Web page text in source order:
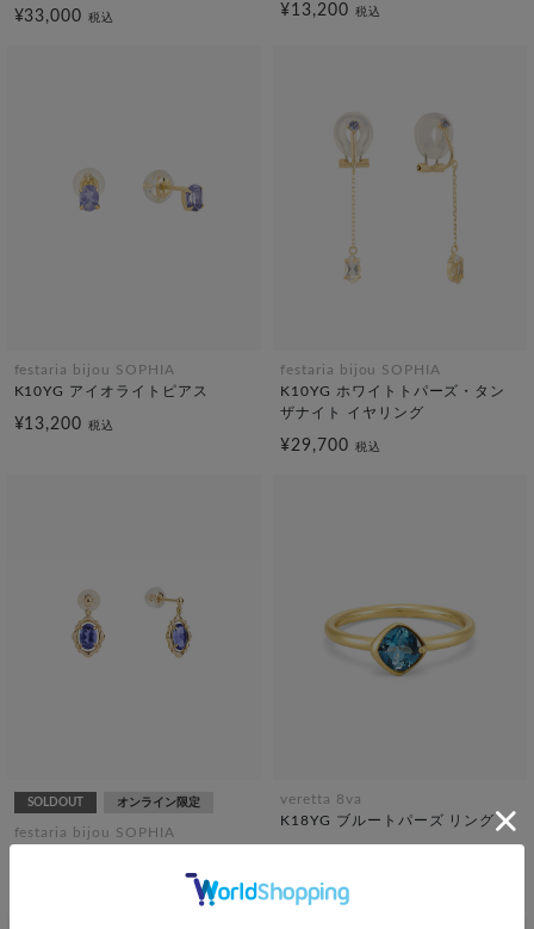
¥33,000税込 ¥13,200 税込
festaria bijou SOPHIA
K10YG アイオライトピアス
¥13,200税込
festaria bijou SOPHIA
K10YG ホワイトトパーズ・タン
ザナイト イヤリング
¥29,700 税込
SOLDOUT オンライン限定
festaria bijou SOPHIA
veretta 8va
K18YG ブルートパーズ リング